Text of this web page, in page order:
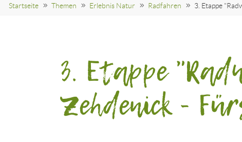
Startseite Themen Erlebnis Natur Radfahren 3. Etappe
3. Etappe
Zehdenick -